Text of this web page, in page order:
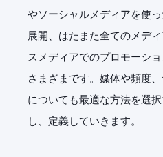
やソーシャルメディアを使
展開、はたまた全てのメデ
スメディアでのプロモーシ
さまざまです。媒体や頻度
についても最適な方法を選
し、定義していきます。